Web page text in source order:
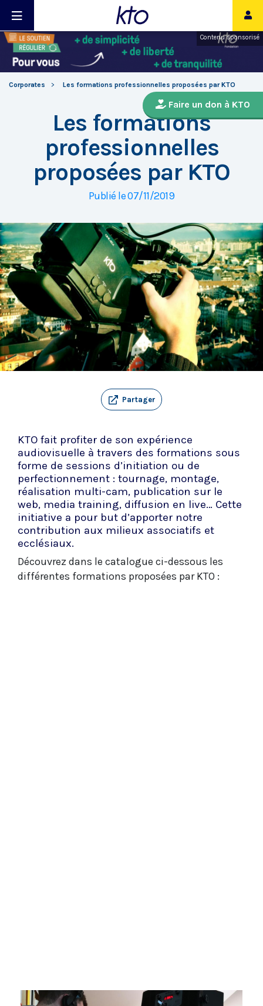
Contenu sponsorisé
Corporates Les formations professionnelles proposées par KTO
Faire un don à KTO
Les formations
professionnelles
proposées par KTO
Publié le 07/11/2019
Partager
KTO fait profiter de son expérience
audiovisuelle à travers des formations sous
forme de sessions d’initiation ou de
perfectionnement : tournage, montage,
réalisation multi-cam, publication sur le
web, media training, diffusion en live… Cette
initiative a pour but d’apporter notre
contribution aux milieux associatifs et
ecclésiaux.
Découvrez dans le catalogue ci-dessous les
différentes formations proposées par KTO :